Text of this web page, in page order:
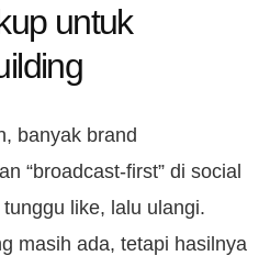
untuk
banyak brand
“broadcast-first” di social
like, lalu ulangi.
masih ada, tetapi hasilnya